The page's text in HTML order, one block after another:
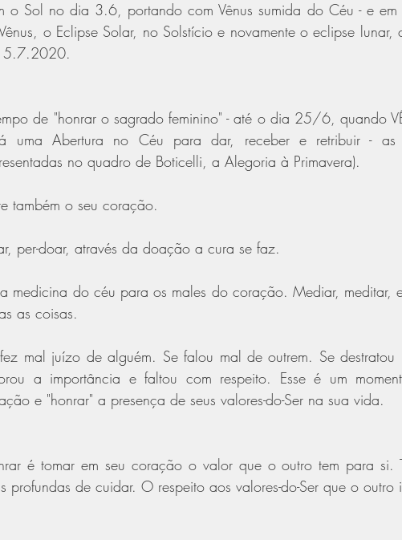
o Sol no dia 3.6, portando com Vênus sumida do Céu - e
o Eclipse Solar, no Solstício e novamente o eclipse
5.7.2020.
de "honrar o sagrado feminino" - até o dia 25/6, quando
uma Abertura no Céu para dar, receber e retribuir - as
no quadro de Boticelli, a Alegoria à Primavera).
também o seu coração.
per-doar, através da doação a cura se faz.
medicina do céu para os males do coração. Mediar, meditar,
as coisas.
mal juízo de alguém. Se falou mal de outrem. Se destratou
a importância e faltou com respeito. Esse é um
e "honrar" a presença de seus valores-do-Ser na sua vida.
é tomar em seu coração o valor que o outro tem para si.
profundas de cuidar. O respeito aos valores-do-Ser que o outro